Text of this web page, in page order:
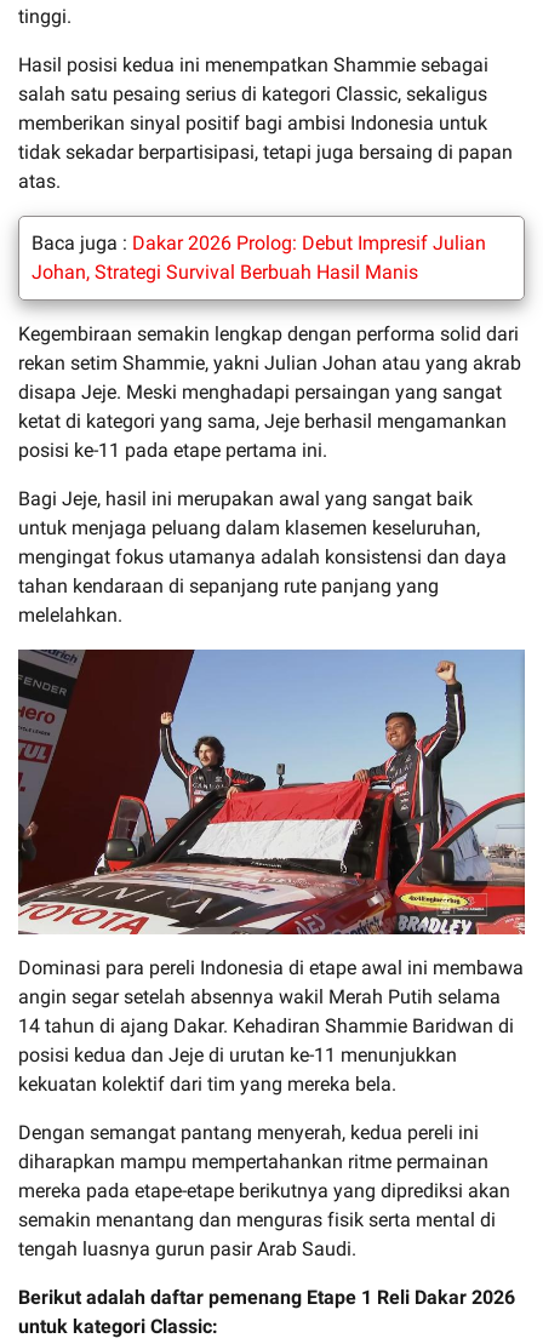
tinggi.
Hasil posisi kedua ini menempatkan Shammie sebagai
salah satu pesaing serius di kategori Classic, sekaligus
memberikan sinyal positif bagi ambisi Indonesia untuk
tidak sekadar berpartisipasi, tetapi juga bersaing di papan
atas.
Baca juga : Dakar 2026 Prolog: Debut Impresif Julian
Johan, Strategi Survival Berbuah Hasil Manis
Kegembiraan semakin lengkap dengan performa solid dari
rekan setim Shammie, yakni Julian Johan atau yang akrab
disapa Jeje. Meski menghadapi persaingan yang sangat
ketat di kategori yang sama, Jeje berhasil mengamankan
posisi ke-11 pada etape pertama ini.
Bagi Jeje, hasil ini merupakan awal yang sangat baik
untuk menjaga peluang dalam klasemen keseluruhan,
mengingat fokus utamanya adalah konsistensi dan daya
tahan kendaraan di sepanjang rute panjang yang
melelahkan.
Dominasi para pereli Indonesia di etape awal ini membawa
angin segar setelah absennya wakil Merah Putih selama
14 tahun di ajang Dakar. Kehadiran Shammie Baridwan di
posisi kedua dan Jeje di urutan ke-11 menunjukkan
kekuatan kolektif dari tim yang mereka bela.
Dengan semangat pantang menyerah, kedua pereli ini
diharapkan mampu mempertahankan ritme permainan
mereka pada etape-etape berikutnya yang diprediksi akan
semakin menantang dan menguras fisik serta mental di
tengah luasnya gurun pasir Arab Saudi.
Berikut adalah daftar pemenang Etape 1 Reli Dakar 2026
untuk kategori Classic: